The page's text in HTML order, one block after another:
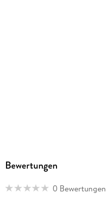
Bewertungen
0 Bewertungen